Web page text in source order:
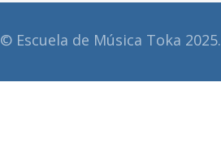
© Escuela de Música Toka 2025.